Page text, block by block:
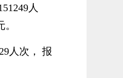
人
人次， 报